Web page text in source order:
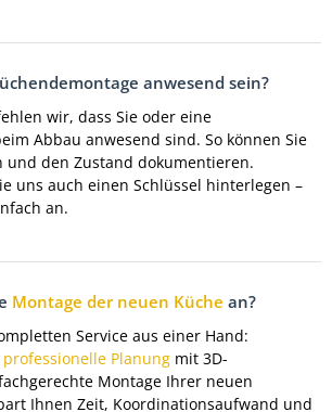
anwesend sein?
wir, dass Sie oder eine
Abbau anwesend sind. So können Sie
und den Zustand dokumentieren.
uns auch einen Schlüssel hinterlegen –
an.
Montage der neuen Küche an?
Service aus einer Hand:
professionelle Planung mit 3D-
Montage Ihrer neuen
Ihnen Zeit, Koordinationsaufwand und